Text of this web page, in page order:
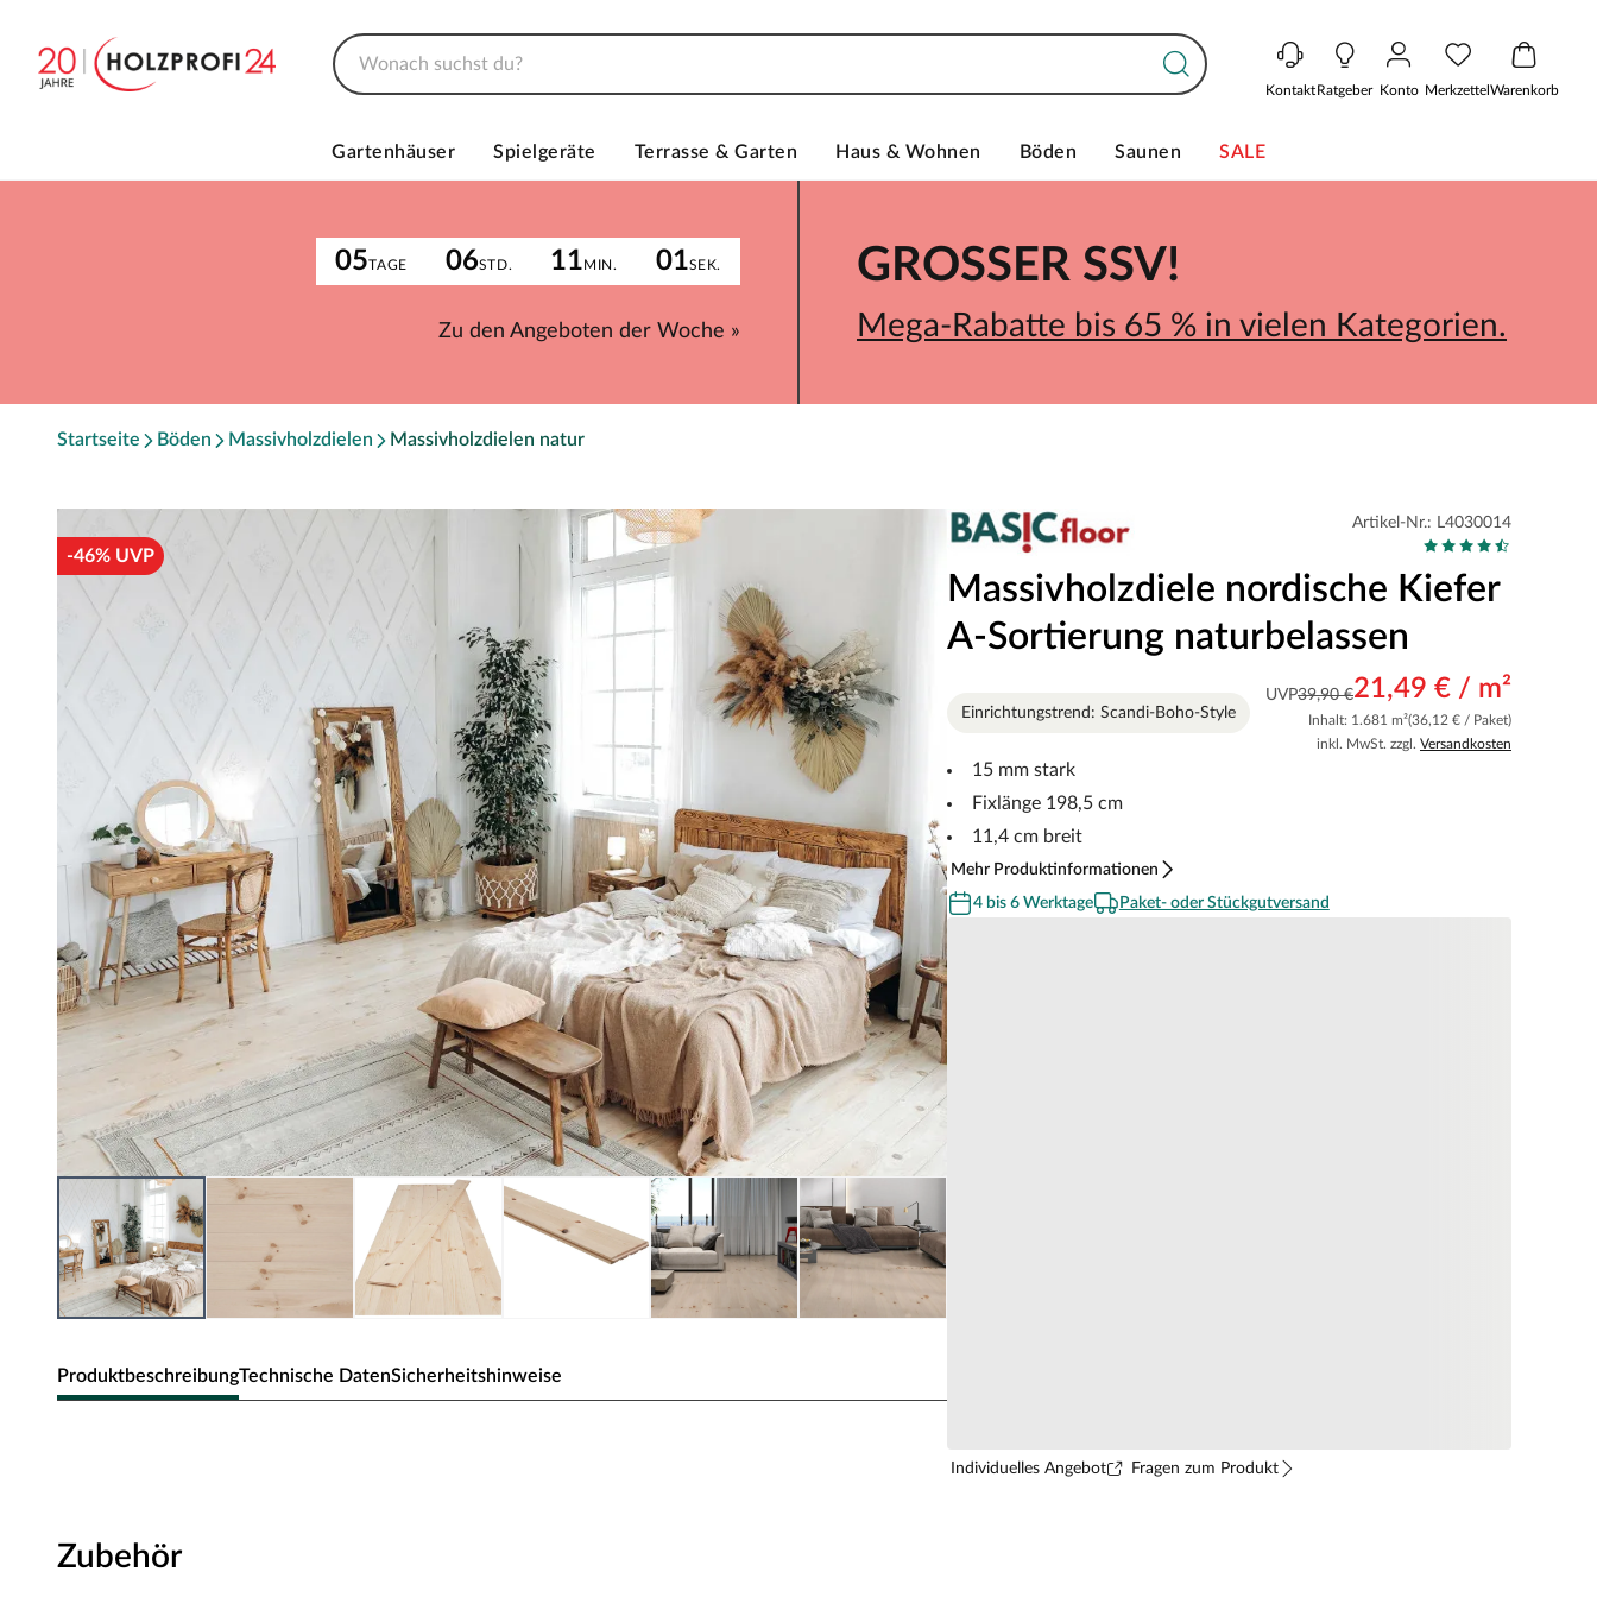
KontaktRatgeber Konto MerkzettelWarenkorb
Gartenhäuser Spielgeräte Terrasse & Garten Haus & Wohnen Böden Saunen SALE
05TAGE 06STD. 11MIN. 01SEK.
Zu den Angeboten der Woche »
GROSSER SSV!
Mega-Rabatte bis 65 % in vielen Kategorien.
Startseite Böden Massivholzdielen Massivholzdielen natur
-46% UVP
ProduktbeschreibungTechnische DatenSicherheitshinweise
Ein Boden aus Massivholzdielen vereint klassische Eleganz mit Langlebigkeit und Robustheit. Egal ob dein
Artikel-Nr.: L4030014
Massivholzdiele nordische Kiefer
A-Sortierung naturbelassen
UVP39,90 €21,49 € / m²
Inhalt: 1.681 m²(36,12 € / Paket)
inkl. MwSt. zzgl. Versandkosten
Einrichtungstrend: Scandi-Boho-Style
15 mm stark
Fixlänge 198,5 cm
11,4 cm breit
Mehr Produktinformationen
4 bis 6 Werktage
Paket- oder Stückgutversand
Individuelles Angebot Fragen zum Produkt
Zubehör